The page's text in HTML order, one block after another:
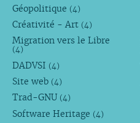
Géopolitique (4)
Créativité - Art (4)
Migration vers le Libre
(4)
DADVSI (4)
Site web (4)
Trad-GNU (4)
Software Heritage (4)